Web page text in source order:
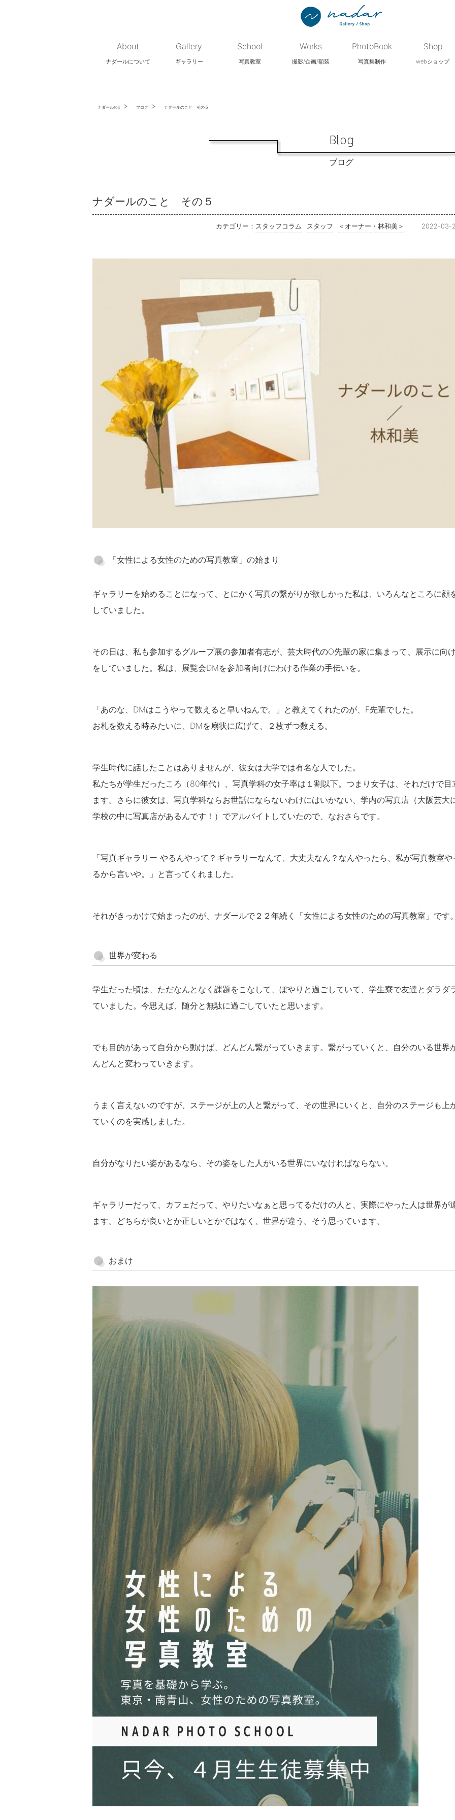
About
ナダールについて
Gallery
ギャラリー
School
写真教室
Works
撮影/企画/額装
PhotoBook
写真集制作
Shop
webショップ
ナダールtop > ブログ > ナダールのこと その５
Blog
ブログ
ナダールのこと その５
カテゴリー： スタッフコラム スタッフ ＜オーナー・林和美＞ 2022-03-
「女性による女性のための写真教室」の始まり
ギャラリーを始めることになって、とにかく写真の繋がりが欲しかった私は、いろんなところに顔
していました。
その日は、私も参加するグループ展の参加者有志が、芸大時代のO先輩の家に集まって、展示に向
をしていました。私は、展覧会DMを参加者向けにわける作業の手伝いを。
「あのな、DMはこうやって数えると早いねんで。」と教えてくれたのが、F先輩でした。
お札を数える時みたいに、DMを扇状に広げて、２枚ずつ数える。
学生時代に話したことはありませんが、彼女は大学では有名な人でした。
私たちが学生だったころ（80年代）、写真学科の女子率は１割以下。つまり女子は、それだけで目
ます。さらに彼女は、写真学科ならお世話にならないわけにはいかない、学内の写真店（大阪芸大
学校の中に写真店があるんです！）でアルバイトしていたので、なおさらです。
「写真ギャラリー やるんやって？ギャラリーなんて、大丈夫なん？なんやったら、私が写真教室や
るから言いや。」と言ってくれました。
それがきっかけで始まったのが、ナダールで２２年続く「女性による女性のための写真教室」です
世界が変わる
学生だった頃は、ただなんとなく課題をこなして、ぼやりと過ごしていて、学生寮で友達とダラダ
ていました。今思えば、随分と無駄に過ごしていたと思います。
でも目的があって自分から動けば、どんどん繋がっていきます。繋がっていくと、自分のいる世界
んどんと変わっていきます。
うまく言えないのですが、ステージが上の人と繋がって、その世界にいくと、自分のステージも上
ていくのを実感しました。
自分がなりたい姿があるなら、その姿をした人がいる世界にいなければならない。
ギャラリーだって、カフェだって、やりたいなぁと思ってるだけの人と、実際にやった人は世界が
ます。どちらが良いとか正しいとかではなく、世界が違う。そう思っています。
おまけ